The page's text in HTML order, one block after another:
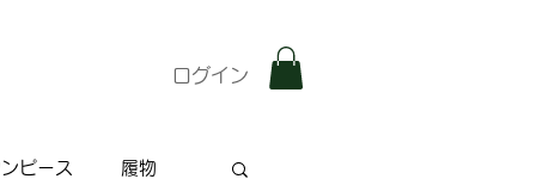
ログイン
ピース 履物